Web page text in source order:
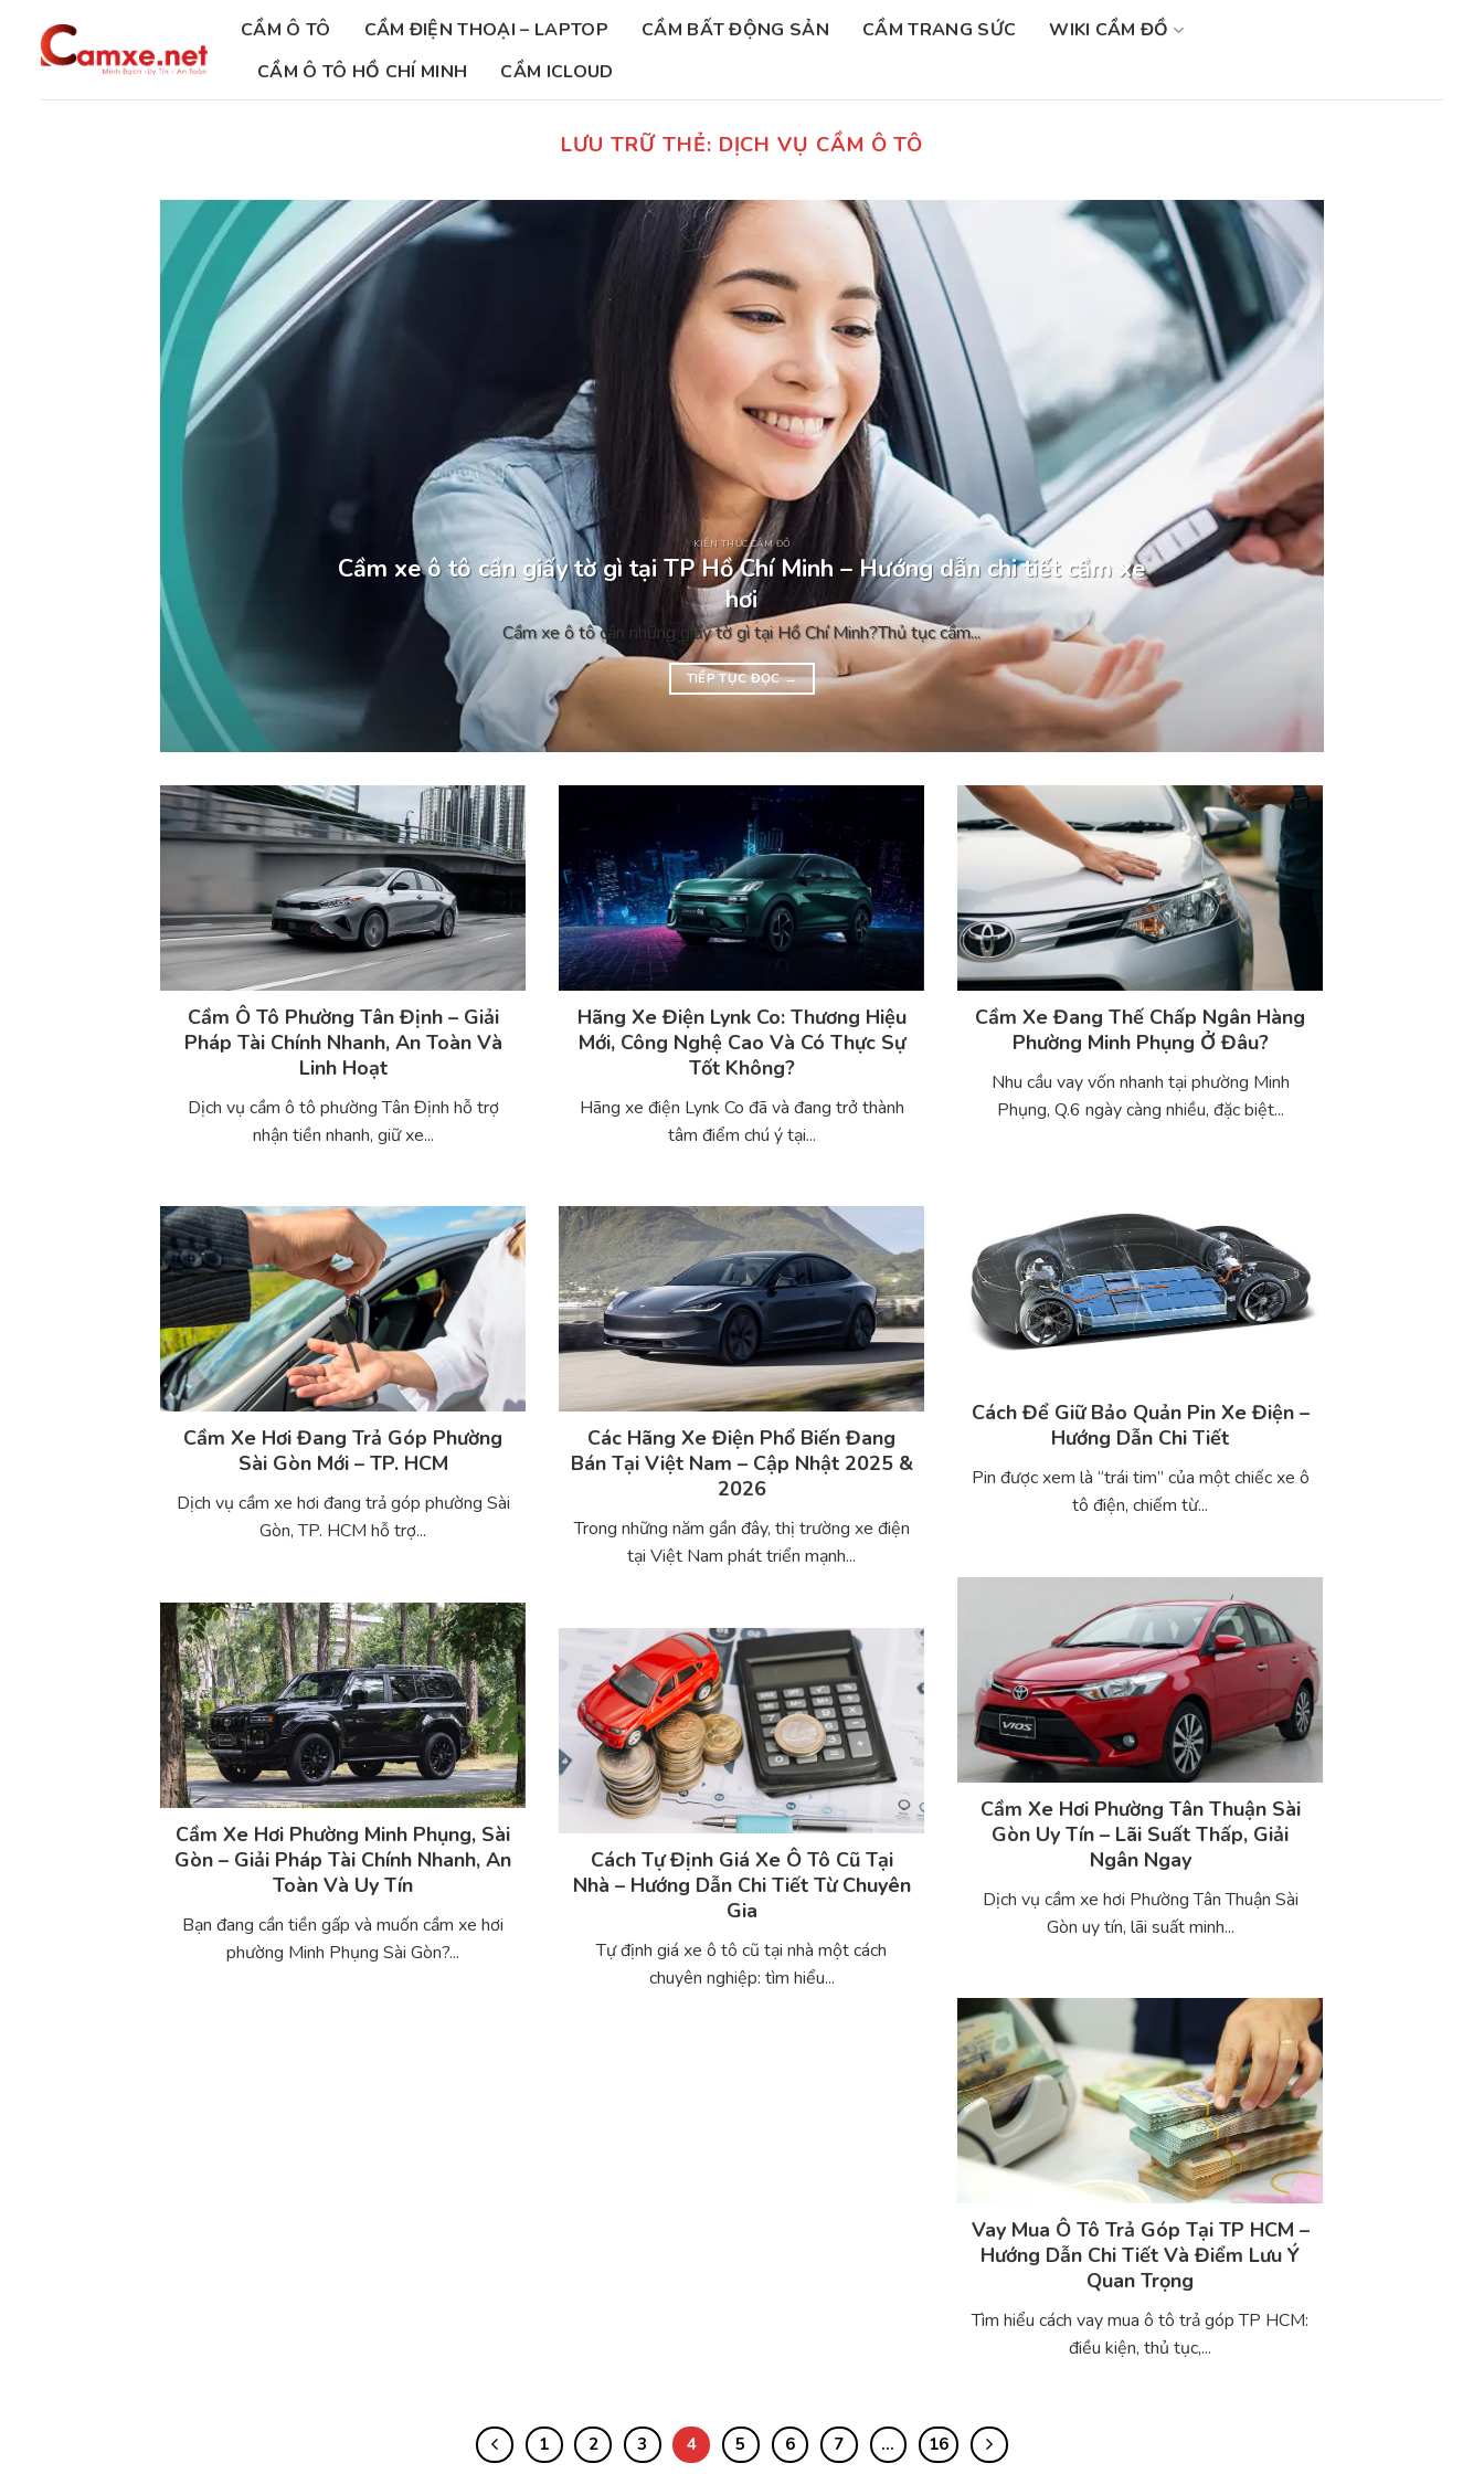
CẦM Ô TÔ CẦM ĐIỆN THOẠI – LAPTOP CẦM BẤT ĐỘNG SẢN CẦM TRANG SỨC
WIKI CẦM ĐỒ
CẦM Ô TÔ HỒ CHÍ MINH
CẦM ICLOUD
LƯU TRỮ THẺ: DỊCH VỤ CẦM Ô TÔ
KIẾN THỨC CẦM ĐỒ
Cầm xe ô tô cần giấy tờ gì tại TP Hồ Chí Minh – Hướng dẫn chi tiết cầm xe
hơi
Cầm xe ô tô cần những giấy tờ gì tại Hồ Chí Minh?Thủ tục cầm...
TIẾP TỤC ĐỌC→
Cầm Ô Tô Phường Tân Định – Giải
Pháp Tài Chính Nhanh, An Toàn Và
Linh Hoạt
Dịch vụ cầm ô tô phường Tân Định hỗ trợ
nhận tiền nhanh, giữ xe...
Hãng Xe Điện Lynk Co: Thương Hiệu
Mới, Công Nghệ Cao Và Có Thực Sự
Tốt Không?
Hãng xe điện Lynk Co đã và đang trở thành
tâm điểm chú ý tại...
Cầm Xe Đang Thế Chấp Ngân Hàng
Phường Minh Phụng Ở Đâu?
Nhu cầu vay vốn nhanh tại phường Minh
Phụng, Q.6 ngày càng nhiều, đặc biệt...
Cách Để Giữ Bảo Quản Pin Xe Điện –
Hướng Dẫn Chi Tiết
Pin được xem là “trái tim” của một chiếc xe ô
tô điện, chiếm từ...
Cầm Xe Hơi Đang Trả Góp Phường
Sài Gòn Mới – TP. HCM
Dịch vụ cầm xe hơi đang trả góp phường Sài
Gòn, TP. HCM hỗ trợ...
Các Hãng Xe Điện Phổ Biến Đang
Bán Tại Việt Nam – Cập Nhật 2025 &
2026
Trong những năm gần đây, thị trường xe điện
tại Việt Nam phát triển mạnh...
Cầm Xe Hơi Phường Tân Thuận Sài
Gòn Uy Tín – Lãi Suất Thấp, Giải
Ngân Ngay
Dịch vụ cầm xe hơi Phường Tân Thuận Sài
Gòn uy tín, lãi suất minh...
Cầm Xe Hơi Phường Minh Phụng, Sài
Gòn – Giải Pháp Tài Chính Nhanh, An
Toàn Và Uy Tín
Bạn đang cần tiền gấp và muốn cầm xe hơi
phường Minh Phụng Sài Gòn?...
Cách Tự Định Giá Xe Ô Tô Cũ Tại
Nhà – Hướng Dẫn Chi Tiết Từ Chuyên
Gia
Tự định giá xe ô tô cũ tại nhà một cách
chuyên nghiệp: tìm hiểu...
Vay Mua Ô Tô Trả Góp Tại TP HCM –
Hướng Dẫn Chi Tiết Và Điểm Lưu Ý
Quan Trọng
Tìm hiểu cách vay mua ô tô trả góp TP HCM:
điều kiện, thủ tục,...
1 2 3 4 5 6 7 … 16